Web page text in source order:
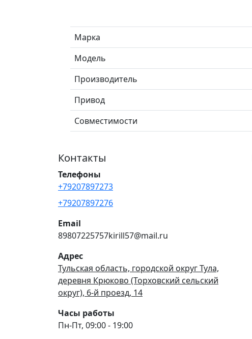
Марка
Модель
Производитель
Привод
Совместимости
Контакты
Телефоны
+79207897273
+79207897276
Email
89807225757kirill57@mail.ru
Адрес
Тульская область, городской округ Тула,
деревня Крюково (Торховский сельский
округ), 6-й проезд, 14
Часы работы
Пн-Пт, 09:00 - 19:00